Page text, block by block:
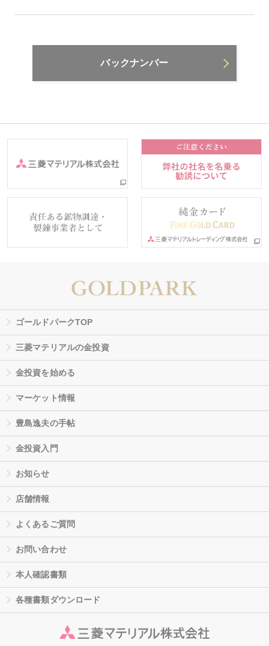
バックナンバー
ゴールドパークTOP
三菱マテリアルの金投資
金投資を始める
マーケット情報
豊島逸夫の手帖
金投資入門
お知らせ
店舗情報
よくあるご質問
お問い合わせ
本人確認書類
各種書類ダウンロード